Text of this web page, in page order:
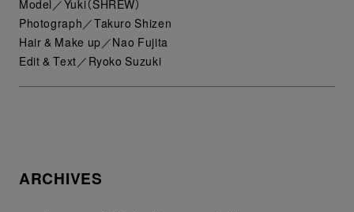
Model／Yuki（SHREW）
Photograph／Takuro Shizen
Hair & Make up／Nao Fujita
Edit & Text／Ryoko Suzuki
ARCHIVES